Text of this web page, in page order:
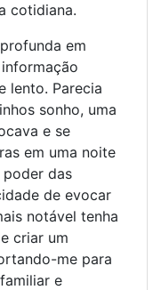
cotidiana.
em
lento. Parecia
sonho, uma
e se
em uma noite
das
de evocar
notável tenha
criar um
me para
e